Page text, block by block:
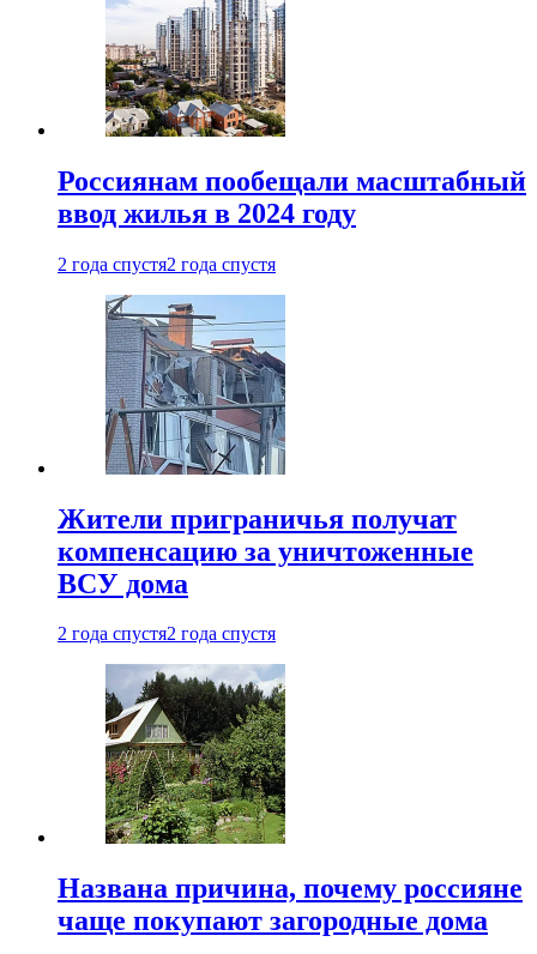
Россиянам пообещали масштабный
ввод жилья в 2024 году
2 года спустя2 года спустя
Жители приграничья получат
компенсацию за уничтоженные
ВСУ дома
2 года спустя2 года спустя
Названа причина, почему россияне
чаще покупают загородные дома